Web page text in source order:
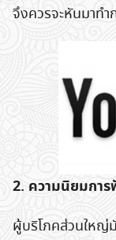
จึงควรจะหันมาท
2. ความนิยมกา
ผู้บริโภคส่วนใหญ่